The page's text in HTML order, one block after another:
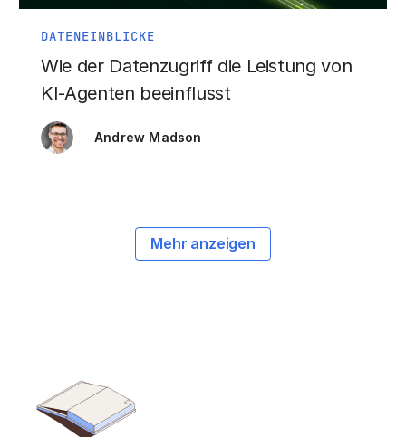
DATENEINBLICKE
Wie der Datenzugriff die Leistung von
KI-Agenten beeinflusst
Andrew Madson
Mehr anzeigen